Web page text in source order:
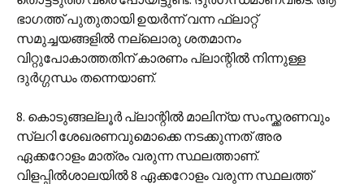
ഭാഗത്ത് പുതുതായി ഉയർന്ന് വന്ന ഫ്ലാറ്റ്
സമുച്ചയങ്ങളിൽ നല്ലൊരു ശതമാനം
വിറ്റുപോകാത്തതിന് കാരണം പ്ലാന്റിൽ നിന്നുള്ള
ദുർഗ്ഗന്ധം തന്നെയാണ്.
8. കൊടുങ്ങല്ലൂർ പ്ലാന്റിൽ മാലിന്യ സംസ്ക്കരണവും
സ്ലറി ശേഖരണവുമൊക്കെ നടക്കുന്നത് അര
ഏക്കറോളം മാത്രം വരുന്ന സ്ഥലത്താണ്.
വിളപ്പിൽശാലയിൽ 8 ഏക്കറോളം വരുന്ന സ്ഥലത്ത്